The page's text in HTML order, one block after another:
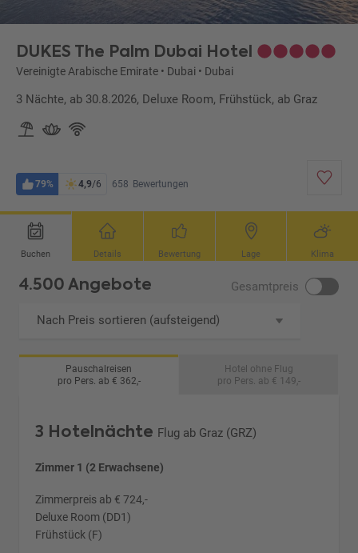
DUKES The Palm Dubai Hotel
Vereinigte Arabische Emirate • Dubai • Dubai
3 Nächte, ab 30.8.2026, Deluxe Room, Frühstück, ab Graz
79% 4,9/6 658 Bewertungen
Buchen Details Bewertung Lage Klima
4.500 Angebote Gesamtpreis
Nach Preis sortieren (aufsteigend)
Pauschalreisen
pro Pers. ab € 362,-
Hotel ohne Flug
pro Pers. ab € 149,-
3 Hotelnächte Flug ab Graz (GRZ)
Zimmer 1 (2 Erwachsene)
Zimmerpreis ab € 724,-
Deluxe Room (DD1)
Frühstück (F)